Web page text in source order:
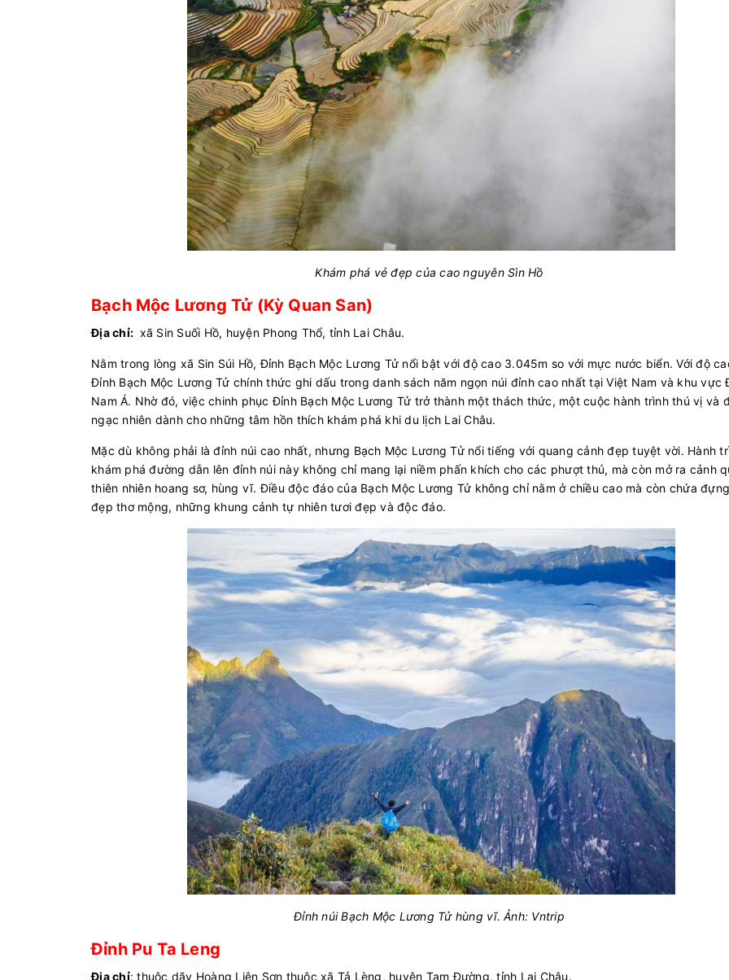
Khám phá vẻ đẹp của cao nguyên Sìn Hồ
Bạch Mộc Lương Tử (Kỳ Quan San)
Địa chỉ: xã Sin Suối Hồ, huyện Phong Thổ, tỉnh Lai Châu.
Nằm trong lòng xã Sin Súi Hồ, Đỉnh Bạch Mộc Lương Tử nổi bật với độ cao 3.045m so với mực nước biển. Với độ
Đỉnh Bạch Mộc Lương Tử chính thức ghi dấu trong danh sách năm ngọn núi đỉnh cao nhất tại Việt Nam và khu vực
Nam Á. Nhờ đó, việc chinh phục Đỉnh Bạch Mộc Lương Tử trở thành một thách thức, một cuộc hành trình thú vị và
ngạc nhiên dành cho những tâm hồn thích khám phá khi du lịch Lai Châu.
Mặc dù không phải là đỉnh núi cao nhất, nhưng Bạch Mộc Lương Tử nổi tiếng với quang cảnh đẹp tuyệt vời. Hành
khám phá đường dẫn lên đỉnh núi này không chỉ mang lại niềm phấn khích cho các phượt thủ, mà còn mở ra cảnh
thiên nhiên hoang sơ, hùng vĩ. Điều độc đáo của Bạch Mộc Lương Tử không chỉ nằm ở chiều cao mà còn chứa
đẹp thơ mộng, những khung cảnh tự nhiên tươi đẹp và độc đáo.
Đỉnh núi Bạch Mộc Lương Tử hùng vĩ. Ảnh: Vntrip
Đỉnh Pu Ta Leng
Địa chỉ: thuộc dãy Hoàng Liên Sơn thuộc xã Tả Lèng, huyện Tam Đường, tỉnh Lai Châu.